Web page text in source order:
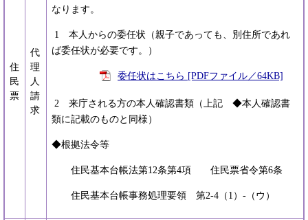
住
民
票
代
理
人
請
求
なります。
1 本人からの委任状（親子であっても、別住所であれ
ば委任状が必要です。）
委任状はこちら [PDFファイル／64KB]
2 来庁される方の本人確認書類（上記 ◆本人確認書
類に記載のものと同様）
◆根拠法令等
住民基本台帳法第12条第4項 住民票省令第6条
住民基本台帳事務処理要領 第2-4（1）-（ウ）